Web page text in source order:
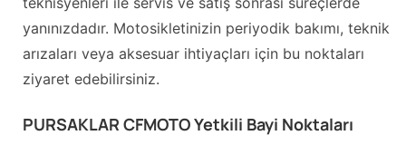
yanınızdadır. Motosikletinizin periyodik bakımı, teknik
arızaları veya aksesuar ihtiyaçları için bu noktaları
ziyaret edebilirsiniz.
PURSAKLAR CFMOTO Yetkili Bayi Noktaları